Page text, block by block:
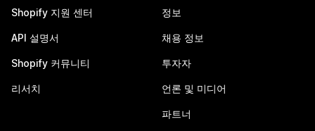
Shopify 지원 센터
API 설명서
Shopify 커뮤니티
리서치
정보
채용 정보
투자자
언론 및 미디어
파트너